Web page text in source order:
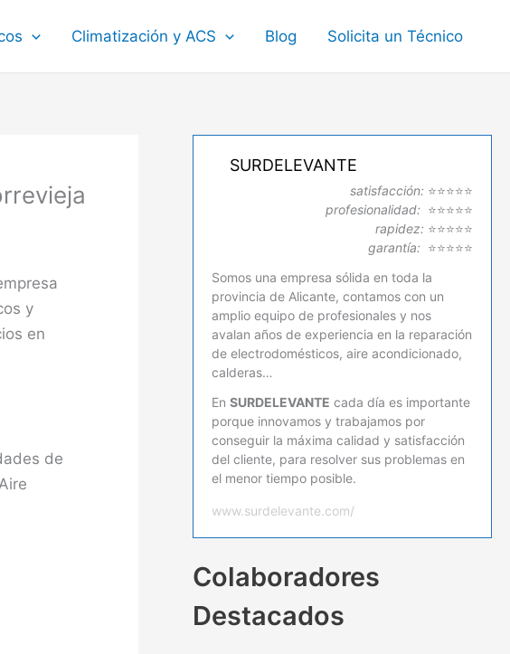
Climatización y ACS Blog Solicita un Técnico
y
en
de
SURDELEVANTE
satisfacción: ⭐⭐⭐⭐⭐
profesionalidad: ⭐⭐⭐⭐⭐
rapidez: ⭐⭐⭐⭐⭐
garantía: ⭐⭐⭐⭐⭐
Somos una empresa sólida en toda la
provincia de Alicante, contamos con un
amplio equipo de profesionales y nos
avalan años de experiencia en la reparación
de electrodomésticos, aire acondicionado,
calderas…
En SURDELEVANTE cada día es importante
porque innovamos y trabajamos por
conseguir la máxima calidad y satisfacción
del cliente, para resolver sus problemas en
el menor tiempo posible.
www.surdelevante.com/
Colaboradores
Destacados